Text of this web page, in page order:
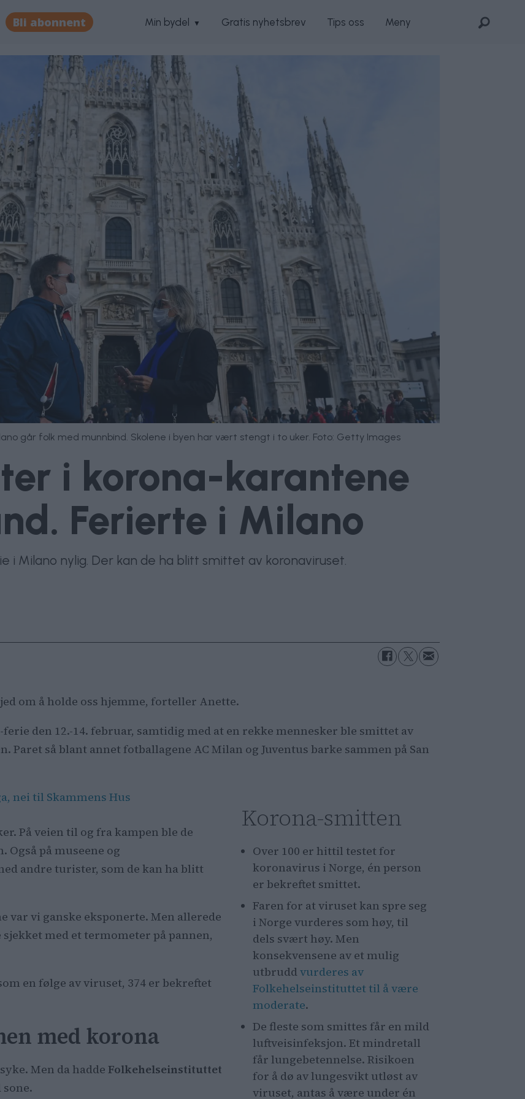
Bli abonnent Min bydel Gratis nyhetsbrev Tips oss Meny
går folk med munnbind. Skolene i byen har vært stengt i to uker. Foto: Getty Images
i korona-karantene
Ferierte i Milano
i Milano nylig. Der kan de ha blitt smittet av koronaviruset.
om å holde oss hjemme, forteller Anette.
den 12.-14. februar, samtidig med at en rekke mennesker ble smittet av
så blant annet fotballagene AC Milan og Juventus barke sammen på San
Korona-smitten
Over 100 er hittil testet for
koronavirus i Norge, én person
er bekreftet smittet.
Faren for at viruset kan spre seg
i Norge vurderes som høy, til
dels svært høy. Men
konsekvensene av et mulig
utbrudd vurderes av
Folkehelseinstituttet til å være
moderate.
De fleste som smittes får en mild
luftveisinfeksjon. Et mindretall
får lungebetennelse. Risikoen
for å dø av lungesvikt utløst av
viruset, antas å være under én
nei til Skammens Hus
På veien til og fra kampen ble de
på museene og
andre turister, som de kan ha blitt
var vi ganske eksponerte. Men allerede
med et termometer på pannen,
en følge av viruset, 374 er bekreftet
med korona
Men da haddeFolkehelseinstituttet